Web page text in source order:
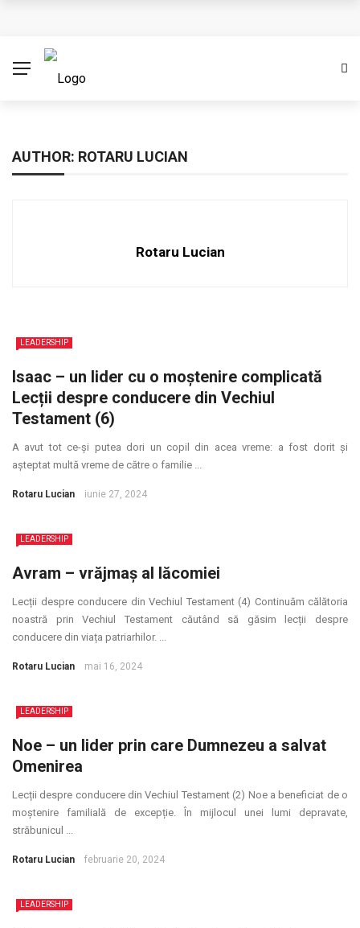
Împărtășirea conducerii
Eșecul Franței de a proteja dreptul la viață
AUTHOR: ROTARU LUCIAN
Rotaru Lucian
LEADERSHIP
Isaac – un lider cu o moștenire complicată
Lecții despre conducere din Vechiul
Testament (6)
A avut tot ce-și putea dori un copil din acea vreme: a fost dorit și
așteptat multă vreme de către o familie ...
Rotaru Lucian iunie 27, 2024
LEADERSHIP
Avram – vrăjmaș al lăcomiei
Lecții despre conducere din Vechiul Testament (4) Continuăm călătoria
noastră prin Vechiul Testament căutând să găsim lecții despre
conducere din viața patriarhilor. ...
Rotaru Lucian mai 16, 2024
LEADERSHIP
Noe – un lider prin care Dumnezeu a salvat
Omenirea
Lecții despre conducere din Vechiul Testament (2) Noe a beneficiat de o
moștenire familială de excepție. În mijlocul unei lumi depravate,
străbunicul ...
Rotaru Lucian februarie 20, 2024
LEADERSHIP